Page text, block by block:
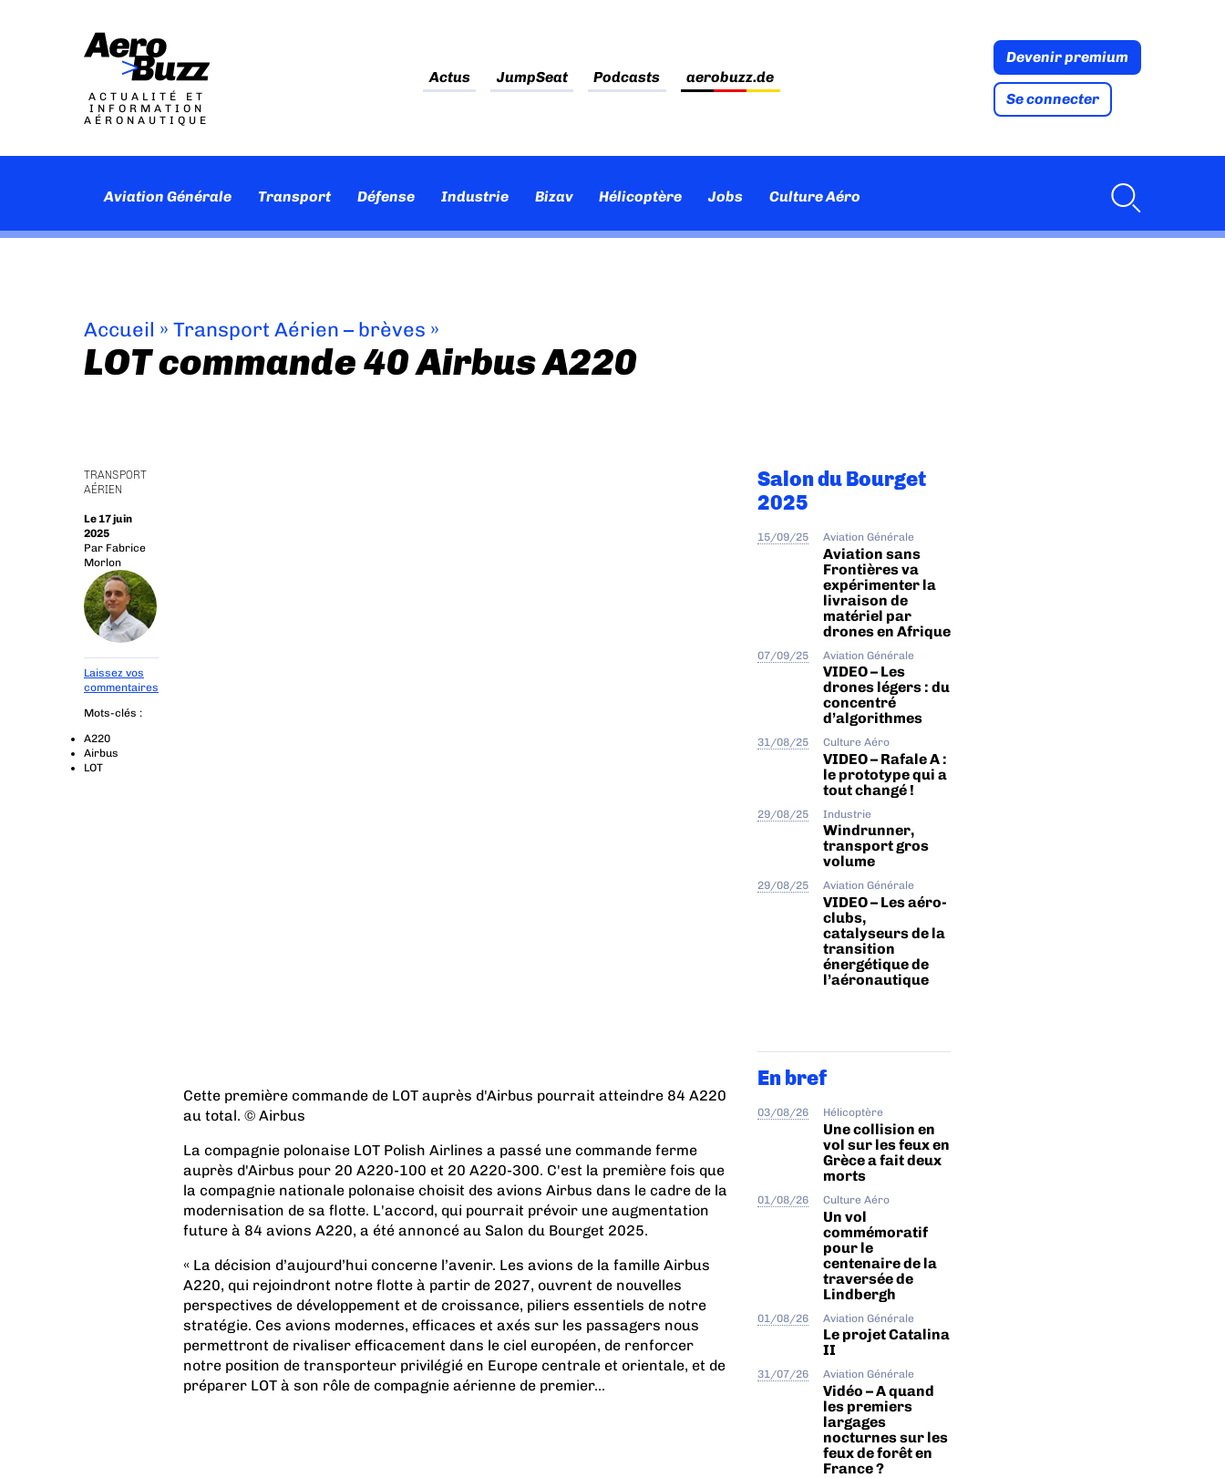
ACTUALITÉ ET
INFORMATION
AÉRONAUTIQUE
Actus JumpSeat Podcasts aerobuzz.de
Devenir premium
Se connecter
Aviation Générale Transport Défense Industrie Bizav Hélicoptère Jobs Culture Aéro
Accueil » Transport Aérien – brèves »
LOT commande 40 Airbus A220
TRANSPORT
AÉRIEN
Le 17 juin
2025
Par Fabrice
Morlon
Laissez vos
commentaires
Mots-clés :
A220
Airbus
LOT
Cette première commande de LOT auprès d'Airbus pourrait atteindre 84 A220
au total. © Airbus
La compagnie polonaise LOT Polish Airlines a passé une commande ferme
auprès d'Airbus pour 20 A220-100 et 20 A220-300. C'est la première fois que
la compagnie nationale polonaise choisit des avions Airbus dans le cadre de la
modernisation de sa flotte. L'accord, qui pourrait prévoir une augmentation
future à 84 avions A220, a été annoncé au Salon du Bourget 2025.
« La décision d’aujourd’hui concerne l’avenir. Les avions de la famille Airbus
A220, qui rejoindront notre flotte à partir de 2027, ouvrent de nouvelles
perspectives de développement et de croissance, piliers essentiels de notre
stratégie. Ces avions modernes, efficaces et axés sur les passagers nous
permettront de rivaliser efficacement dans le ciel européen, de renforcer
notre position de transporteur privilégié en Europe centrale et orientale, et de
préparer LOT à son rôle de compagnie aérienne de premier...
Salon du Bourget
2025
15/09/25 Aviation Générale
Aviation sans
Frontières va
expérimenter la
livraison de
matériel par
drones en Afrique
07/09/25 Aviation Générale
VIDEO – Les
drones légers : du
concentré
d’algorithmes
31/08/25 Culture Aéro
VIDEO – Rafale A :
le prototype qui a
tout changé !
29/08/25 Industrie
Windrunner,
transport gros
volume
29/08/25 Aviation Générale
VIDEO – Les aéro-
clubs,
catalyseurs de la
transition
énergétique de
l’aéronautique
En bref
03/08/26 Hélicoptère
Une collision en
vol sur les feux en
Grèce a fait deux
morts
01/08/26 Culture Aéro
Un vol
commémoratif
pour le
centenaire de la
traversée de
Lindbergh
01/08/26 Aviation Générale
Le projet Catalina
II
31/07/26 Aviation Générale
Vidéo – A quand
les premiers
largages
nocturnes sur les
feux de forêt en
France ?